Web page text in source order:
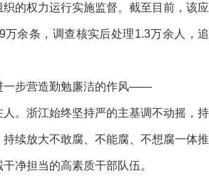
的权力运行实施监督。截至目前，该应
万余条，调查核实后处理1.3万余人，追
步营造勤勉廉洁的作风——
浙江始终坚持严的主基调不动摇，持
续放大不敢腐、不能腐、不想腐一体推
净担当的高素质干部队伍。